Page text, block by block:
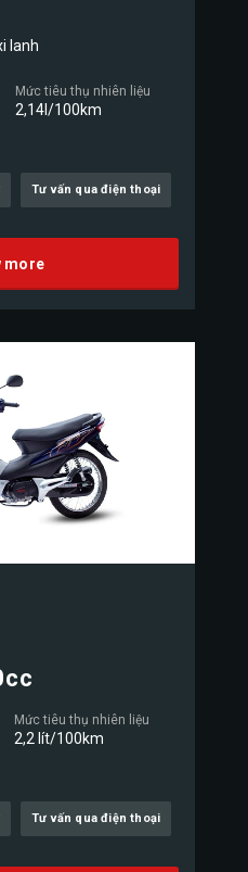
lanh
Mức tiêu thụ nhiên liệu
2,14l/100km
Tư vấn qua điện thoại
more
Mức tiêu thụ nhiên liệu
2,2 lít/100km
Tư vấn qua điện thoại